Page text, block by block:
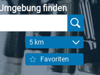
finden
5 km
Favoriten